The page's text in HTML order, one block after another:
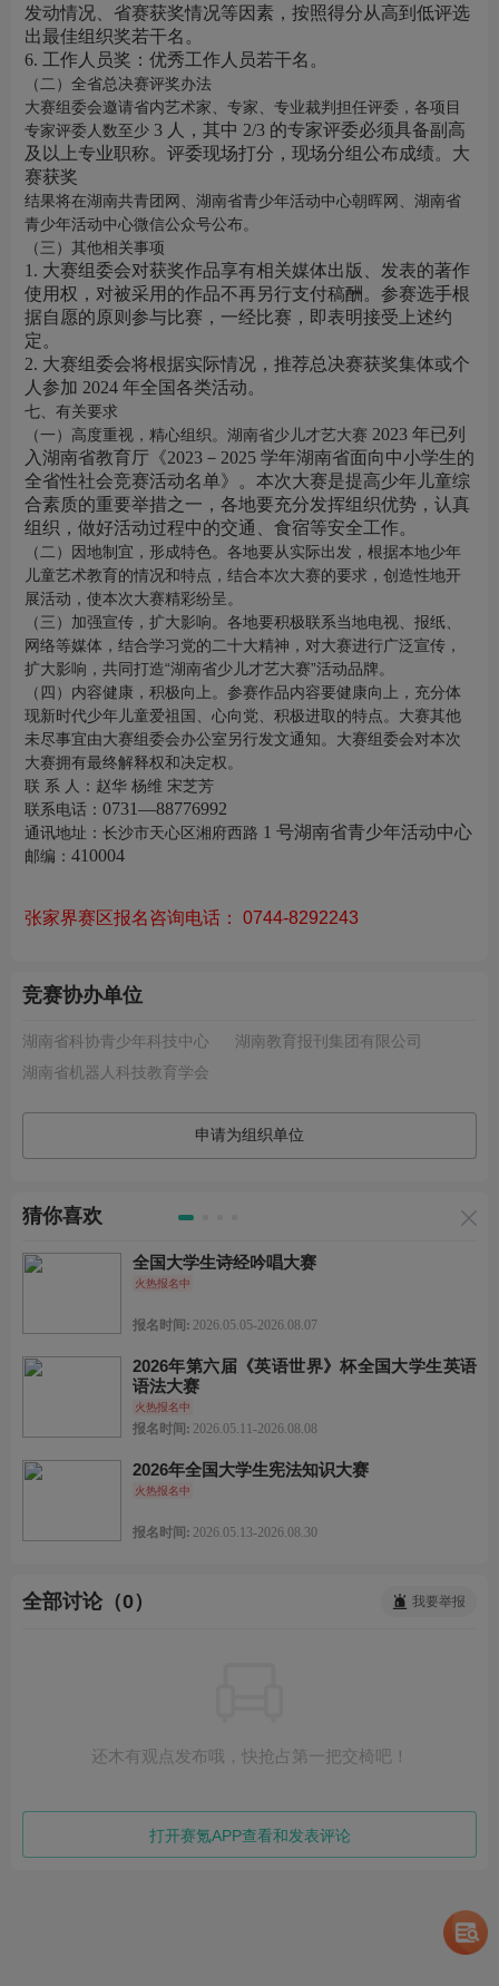
发动情况、省赛获奖情况等因素，按照得分从高到低评选
出最佳组织奖若干名。
6. 工作人员奖：优秀工作人员若干名。
（二）全省总决赛评奖办法
大赛组委会邀请省内艺术家、专家、专业裁判担任评委，各项目
专家评委人数至少 3 人，其中 2/3 的专家评委必须具备副高
及以上专业职称。评委现场打分，现场分组公布成绩。大
赛获奖
结果将在湖南共青团网、湖南省青少年活动中心朝晖网、湖南省
青少年活动中心微信公众号公布。
（三）其他相关事项
1. 大赛组委会对获奖作品享有相关媒体出版、发表的著作
使用权，对被采用的作品不再另行支付稿酬。参赛选手根
据自愿的原则参与比赛，一经比赛，即表明接受上述约
定。
2. 大赛组委会将根据实际情况，推荐总决赛获奖集体或个
人参加 2024 年全国各类活动。
七、有关要求
（一）高度重视，精心组织。湖南省少儿才艺大赛 2023 年已列
入湖南省教育厅《2023－2025 学年湖南省面向中小学生的
全省性社会竞赛活动名单》。本次大赛是提高少年儿童综
合素质的重要举措之一，各地要充分发挥组织优势，认真
组织，做好活动过程中的交通、食宿等安全工作。
（二）因地制宜，形成特色。各地要从实际出发，根据本地少年
儿童艺术教育的情况和特点，结合本次大赛的要求，创造性地开
展活动，使本次大赛精彩纷呈。
（三）加强宣传，扩大影响。各地要积极联系当地电视、报纸、
网络等媒体，结合学习党的二十大精神，对大赛进行广泛宣传，
扩大影响，共同打造“湖南省少儿才艺大赛”活动品牌。
（四）内容健康，积极向上。参赛作品内容要健康向上，充分体
现新时代少年儿童爱祖国、心向党、积极进取的特点。大赛其他
未尽事宜由大赛组委会办公室另行发文通知。大赛组委会对本次
大赛拥有最终解释权和决定权。
联 系 人：赵华 杨维 宋芝芳
联系电话： 0731—88776992
通讯地址：长沙市天心区湘府西路 1 号湖南省青少年活动中心
邮编： 410004
张家界赛区报名咨询电话： 0744-8292243
竞赛协办单位
湖南省科协青少年科技中心
湖南教育报刊集团有限公司
湖南省机器人科技教育学会
申请为组织单位
猜你喜欢
全国大学生诗经吟唱大赛
火热报名中
报名时间: 2026.05.05-2026.08.07
2026年第六届《英语世界》杯全国大学生英语
语法大赛
火热报名中
报名时间: 2026.05.11-2026.08.08
2026年全国大学生宪法知识大赛
火热报名中
报名时间: 2026.05.13-2026.08.30
全部讨论（0） 我要举报
还木有观点发布哦，快抢占第一把交椅吧！
打开赛氪APP查看和发表评论